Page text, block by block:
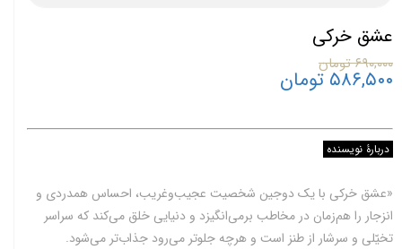
عشق خرکی
۶۹۰,۰۰۰ تومان
۵۸۶,۵۰۰ تومان
دربارۀ نویسنده
«عشق خرکی با یک دوجین شخصیت عجیب‌وغریب، احساس همدردی و
انزجار را هم‌زمان در مخاطب برمی‌انگیزد و دنیایی خلق می‌کند که سراسر
تخیّلی و سرشار از طنز است و هرچه جلوتر می‌رود جذاب‌تر می‌شود.